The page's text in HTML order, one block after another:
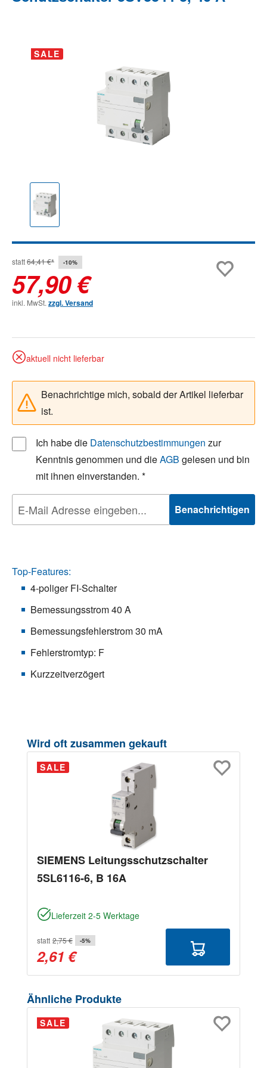
Bildergalerie überspringen
SALE
statt64,41 €* -10%
57,90 €
inkl. MwSt. zzgl. Versand
aktuell nicht lieferbar
Benachrichtige mich, sobald der Artikel lieferbar
ist.
Ich habe die Datenschutzbestimmungen zur
Kenntnis genommen und dieAGB gelesen und bin
mit ihnen einverstanden. *
Benachrichtigen
Top-Features:
4-poliger FI-Schalter
Bemessungsstrom 40 A
Bemessungsfehlerstrom 30 mA
Fehlerstromtyp: F
Kurzzeitverzögert
Produktgalerie überspringen
Wird oft zusammen gekauft
SALE
SIEMENS Leitungsschutzschalter
5SL6116-6, B 16A
Lieferzeit 2-5 Werktage
statt 2,75 € -5%
2,61 €
Produktgalerie überspringen
Ähnliche Produkte
SALE